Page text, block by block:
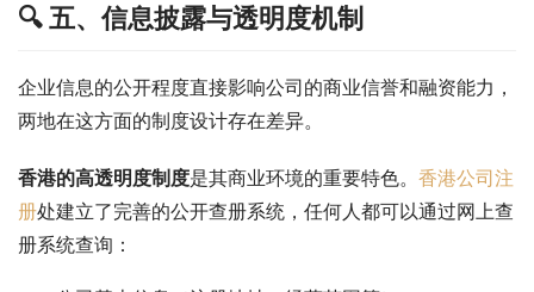
🔍 五、信息披露与透明度机制
企业信息的公开程度直接影响公司的商业信誉和融资能力，
两地在这方面的制度设计存在差异。
香港的高透明度制度是其商业环境的重要特色。 香港公司注
册处建立了完善的公开查册系统，任何人都可以通过网上查
册系统查询：